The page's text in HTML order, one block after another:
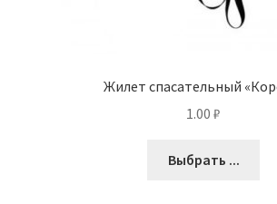
Жилет спасательный
1.00 ₽
Выбрать ...